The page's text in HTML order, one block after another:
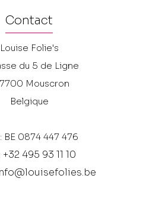
Contact
Louise Folie's
du 5 de Ligne
Mouscron
Belgique
BE 0874 447 476
+32 495 93 11 10